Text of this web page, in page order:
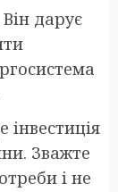
дарує
Зважте
і не